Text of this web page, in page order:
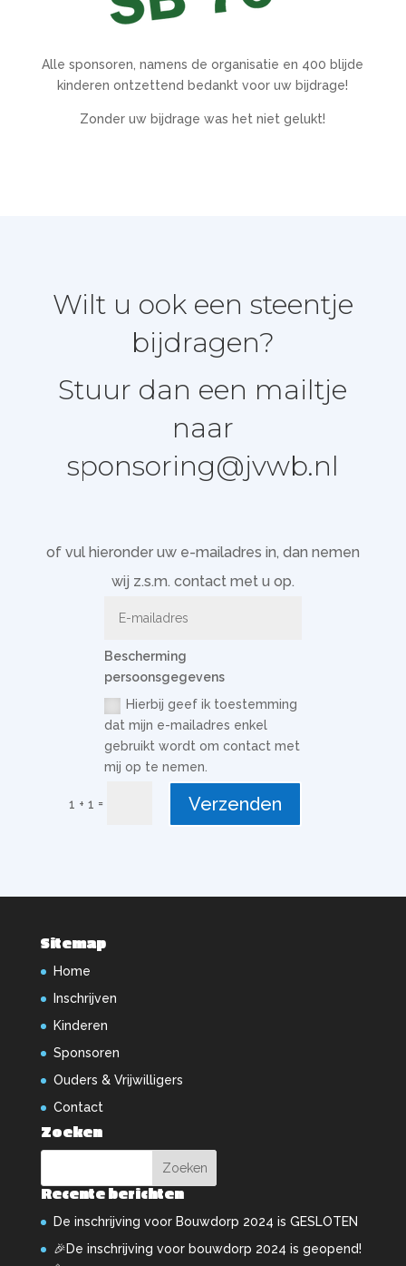
Alle sponsoren, namens de organisatie en 400 blijde
kinderen ontzettend bedankt voor uw bijdrage!
Zonder uw bijdrage was het niet gelukt!
Wilt u ook een steentje
bijdragen?
Stuur dan een mailtje
naar
sponsoring@jvwb.nl
of vul hieronder uw e-mailadres in, dan nemen
wij z.s.m. contact met u op.
Bescherming
persoonsgegevens
Hierbij geef ik toestemming
dat mijn e-mailadres enkel
gebruikt wordt om contact met
mij op te nemen.
1 + 1 = Verzenden
Sitemap
Home
Inschrijven
Kinderen
Sponsoren
Ouders & Vrijwilligers
Contact
Zoeken
Recente berichten
De inschrijving voor Bouwdorp 2024 is GESLOTEN
🎉De inschrijving voor bouwdorp 2024 is geopend!